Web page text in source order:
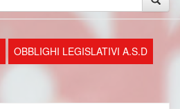
OBBLIGHI LEGISLATIVI A.S.D